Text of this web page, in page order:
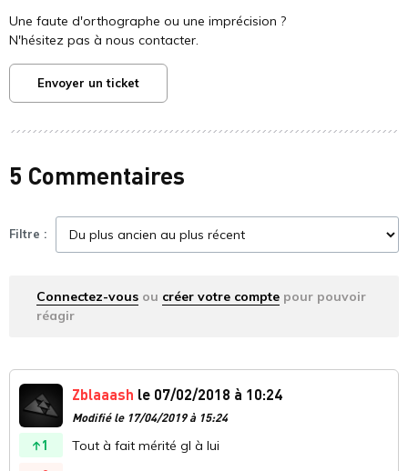
Une faute d'orthographe ou une imprécision ?
N'hésitez pas à nous contacter.
Envoyer un ticket
5 Commentaires
Filtre :
Connectez-vous ou créer votre compte pour pouvoir
réagir
1
Zblaaash le 07/02/2018 à 10:24
Modifié le 17/04/2019 à 15:24
Tout à fait mérité gl à lui